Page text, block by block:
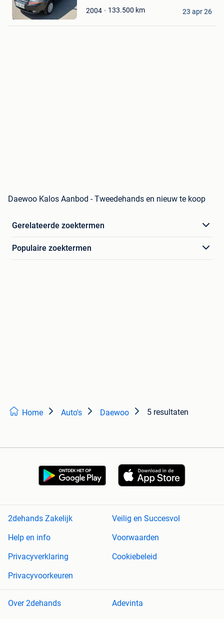
Mijn
Favorieten
2004 133.500 km
Dulda Emin
Genk
23 apr 26
Daewoo Kalos Aanbod - Tweedehands en nieuw te koop
Gerelateerde zoektermen
Populaire zoektermen
Home Auto's Daewoo 5 resultaten
2dehands Zakelijk
Veilig en Succesvol
Help en info
Voorwaarden
Privacyverklaring
Cookiebeleid
Privacyvoorkeuren
Over 2dehands
Adevinta